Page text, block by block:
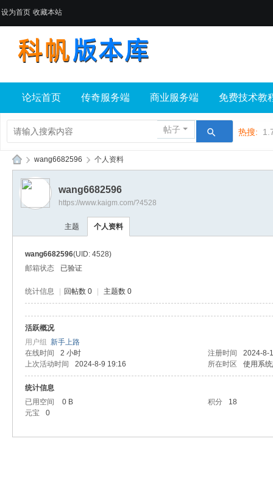
设为首页 收藏本站
论坛首页 传奇服务端 商业服务端 免费技术教
帖子 热搜:
科
› wang6682596 › 个人资料
wang6682596
https://www.kaigm.com/?4528
主题 个人资料
wang6682596(UID: 4528)
邮箱状态
已验证
统计信息 回帖数 0 主题数 0
活跃概况
用户组 新手上路
在线时间
2 小时 注册时间
2024-8-
上次活动时间
2024-8-9 19:16 所在时区 使用系
统计信息
已用空间
0 B 积分
18
元宝
0